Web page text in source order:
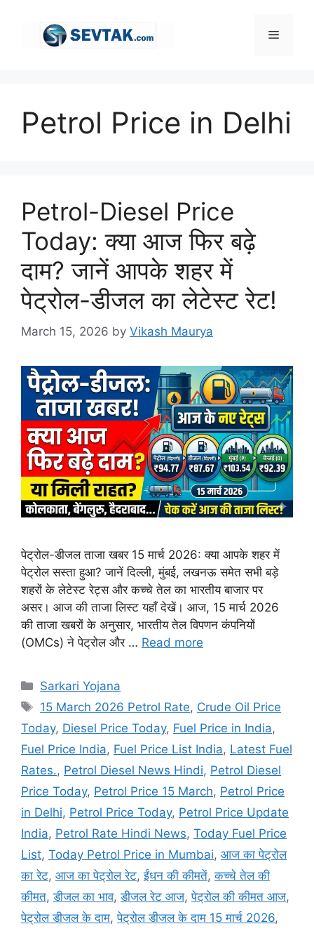
Menu
Petrol Price in Delhi
Petrol-Diesel Price
Today: क्या आज फिर बढ़े
दाम? जानें आपके शहर में
पेट्रोल-डीजल का लेटेस्ट रेट!
March 15, 2026 by Vikash Maurya
पेट्रोल-डीजल ताजा खबर 15 मार्च 2026: क्या आपके शहर में
पेट्रोल सस्ता हुआ? जानें दिल्ली, मुंबई, लखनऊ समेत सभी बड़े
शहरों के लेटेस्ट रेट्स और कच्चे तेल का भारतीय बाजार पर
असर। आज की ताजा लिस्ट यहाँ देखें। आज, 15 मार्च 2026
की ताजा खबरों के अनुसार, भारतीय तेल विपणन कंपनियों
(OMCs) ने पेट्रोल और … Read more
Categories
Sarkari Yojana
Tags
15 March 2026 Petrol Rate, Crude Oil Price
Today, Diesel Price Today, Fuel Price in India,
Fuel Price India, Fuel Price List India, Latest Fuel
Rates., Petrol Diesel News Hindi, Petrol Diesel
Price Today, Petrol Price 15 March, Petrol Price
in Delhi, Petrol Price Today, Petrol Price Update
India, Petrol Rate Hindi News, Today Fuel Price
List, Today Petrol Price in Mumbai, आज का पेट्रोल
का रेट, आज का पेट्रोल रेट,ईंधन की कीमतें,कच्चे तेल की
कीमत,डीजल का भाव,डीजल रेट आज,पेट्रोल की कीमत आज,
पेट्रोल डीजल के दाम,पेट्रोल डीजल के दाम 15 मार्च 2026,